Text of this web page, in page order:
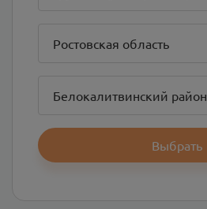
Ростовская область
Белокалитвинский район
Выбрать